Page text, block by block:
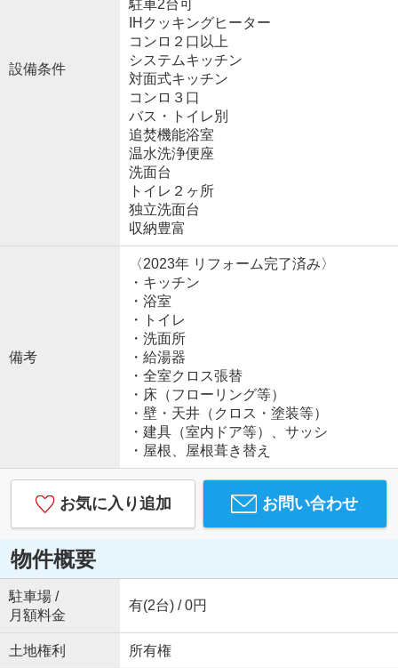
設備条件
駐車2台可
IHクッキングヒーター
コンロ２口以上
システムキッチン
対面式キッチン
コンロ３口
バス・トイレ別
追焚機能浴室
温水洗浄便座
洗面台
トイレ２ヶ所
独立洗面台
収納豊富
備考
〈2023年 リフォーム完了済み〉
・キッチン
・浴室
・トイレ
・洗面所
・給湯器
・全室クロス張替
・床（フローリング等）
・壁・天井（クロス・塗装等）
・建具（室内ドア等）、サッシ
・屋根、屋根葺き替え
お気に入り追加 お問い合わせ
物件概要
駐車場 /
月額料金
有(2台) / 0円
土地権利 所有権